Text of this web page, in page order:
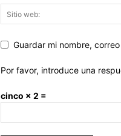
Guardar mi nombre,
Por favor, introduce una
cinco × 2 =